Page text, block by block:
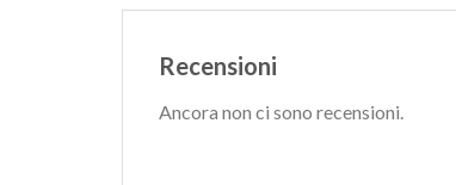
Recensioni
Ancora non ci sono recensioni.